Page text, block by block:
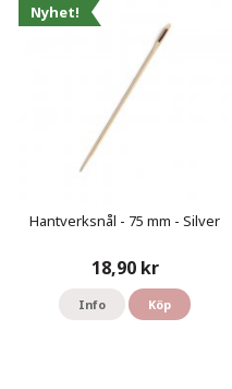
Nyhet!
Hantverksnål - 75 mm - Silver
18,90 kr
Info Köp